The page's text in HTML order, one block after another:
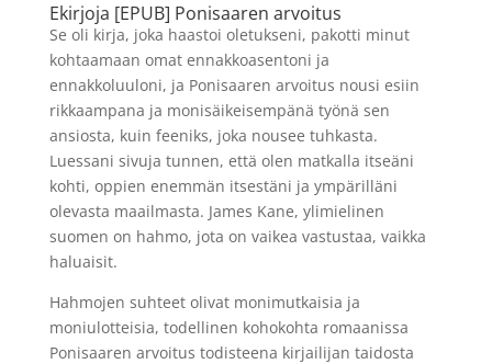
Ekirjoja [EPUB] Ponisaaren arvoitus
Se oli kirja, joka haastoi oletukseni, pakotti minut
kohtaamaan omat ennakkoasentoni ja
ennakkoluuloni, ja Ponisaaren arvoitus nousi esiin
rikkaampana ja monisäikeisempänä työnä sen
ansiosta, kuin feeniks, joka nousee tuhkasta.
Luessani sivuja tunnen, että olen matkalla itseäni
kohti, oppien enemmän itsestäni ja ympärilläni
olevasta maailmasta. James Kane, ylimielinen
suomen on hahmo, jota on vaikea vastustaa, vaikka
haluaisit.
Hahmojen suhteet olivat monimutkaisia ja
moniulotteisia, todellinen kohokohta romaanissa
Ponisaaren arvoitus todisteena kirjailijan taidosta